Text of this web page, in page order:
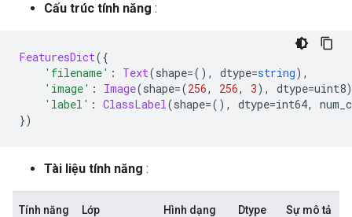
Cấu trúc tính năng :
FeaturesDict({
'filename' : Text(shape=(), dtype=string),
'image' : Image(shape=(256, 256, 3), dtype=uint8
'label' : ClassLabel(shape=(), dtype=int64,
})
Tài liệu tính năng :
Tính năng Lớp Hình dạng Dtype Sự mô tả